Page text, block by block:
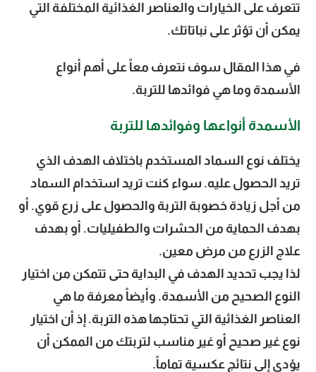
تتعرف على الخيارات والعناصر الغذائية المختلفة التي
يمكن أن تؤثر على نباتاتك.
في هذا المقال سوف نتعرف معاً على أهم أنواع
الأسمدة وما هي فوائدها للتربة.
الأسمدة أنواعها وفوائدها للتربة
يختلف نوع السماد المستخدم باختلاف الهدف الذي
تريد الحصول عليه. سواء كنت تريد استخدام السماد
من أجل زيادة خصوبة التربة والحصول على زرع قوي. أو
بهدف الحماية من الحشرات والطفيليات. أو بهدف
علاج الزرع من مرض معين.
لذا يجب تحديد الهدف في البداية حتى تتمكن من اختيار
النوع الصحيح من الأسمدة. وأيضاً معرفة ما هي
العناصر الغذائية التي تحتاجها هذه التربة. إذ أن اختيار
نوع غير صحيح أو غير مناسب لتربتك من الممكن أن
يؤدي إلى نتائج عكسية تماماً.